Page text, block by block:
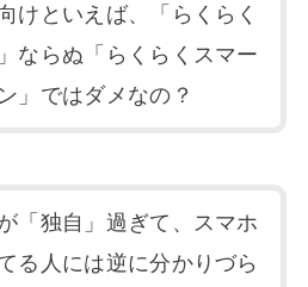
けといえば、「らくらく
ならぬ「らくらくスマー
」ではダメなの？
「独自」過ぎて、スマホ
る人には逆に分かりづら